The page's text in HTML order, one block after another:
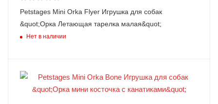
Petstages Mini Orka Flyer Игрушка для собак
&quot;Орка Летающая тарелка малая&quot;
Нет в наличии